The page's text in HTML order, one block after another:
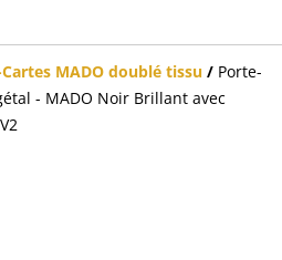
MADO doublé tissu / Porte-
- MADO Noir Brillant avec